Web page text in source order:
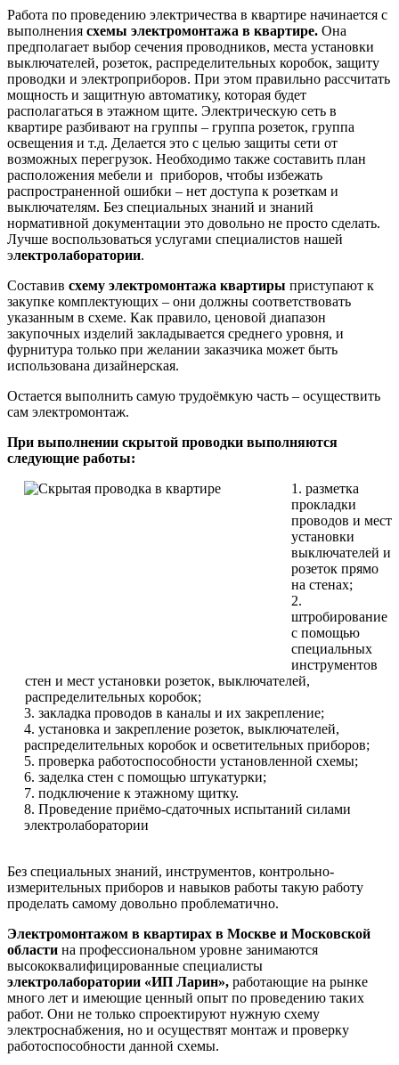
Работа по проведению электричества в квартире начинается с
выполнения схемы электромонтажа в квартире. Она
предполагает выбор сечения проводников, места установки
выключателей, розеток, распределительных коробок, защиту
проводки и электроприборов. При этом правильно рассчитать
мощность и защитную автоматику, которая будет
располагаться в этажном щите. Электрическую сеть в
квартире разбивают на группы – группа розеток, группа
освещения и т.д. Делается это с целью защиты сети от
возможных перегрузок. Необходимо также составить план
расположения мебели и приборов, чтобы избежать
распространенной ошибки – нет доступа к розеткам и
выключателям. Без специальных знаний и знаний
нормативной документации это довольно не просто сделать.
Лучше воспользоваться услугами специалистов нашей
электролаборатории.
Составив схему электромонтажа квартиры приступают к
закупке комплектующих – они должны соответствовать
указанным в схеме. Как правило, ценовой диапазон
закупочных изделий закладывается среднего уровня, и
фурнитура только при желании заказчика может быть
использована дизайнерская.
Остается выполнить самую трудоёмкую часть – осуществить
сам электромонтаж.
При выполнении скрытой проводки выполняются
следующие работы:
1. разметка
прокладки
проводов и мест
установки
выключателей и
розеток прямо
на стенах;
2.
штробирование
с помощью
специальных
инструментов
стен и мест установки розеток, выключателей,
распределительных коробок;
3. закладка проводов в каналы и их закрепление;
4. установка и закрепление розеток, выключателей,
распределительных коробок и осветительных приборов;
5. проверка работоспособности установленной схемы;
6. заделка стен с помощью штукатурки;
7. подключение к этажному щитку.
8. Проведение приёмо-сдаточных испытаний силами
электролаборатории
Без специальных знаний, инструментов, контрольно-
измерительных приборов и навыков работы такую работу
проделать самому довольно проблематично.
Электромонтажом в квартирах в Москве и Московской
области на профессиональном уровне занимаются
высококвалифицированные специалисты
электролаборатории «ИП Ларин», работающие на рынке
много лет и имеющие ценный опыт по проведению таких
работ. Они не только спроектируют нужную схему
электроснабжения, но и осуществят монтаж и проверку
работоспособности данной схемы.